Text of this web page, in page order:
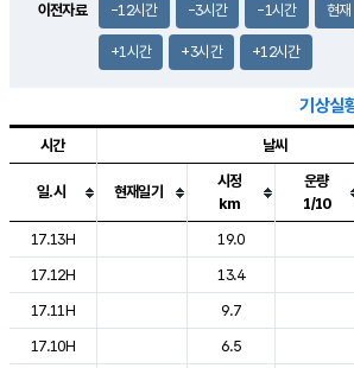
이전자료 -12시간 -3시간 -1시간 현재
+1시간 +3시간 +12시간
기상실
도시별 기상실황표로 지점, 날씨, 기온, 강수,
시간 날씨
일.시 현재일기
시정
km
운량
1/10
17.13H
19.0
17.12H
13.4
17.11H
9.7
17.10H
6.5